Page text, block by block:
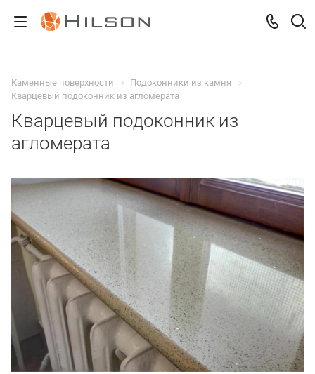
Каменные поверхности
Подоконники из камня
Кварцевый подоконник из агломерата
Кварцевый подоконник из
агломерата